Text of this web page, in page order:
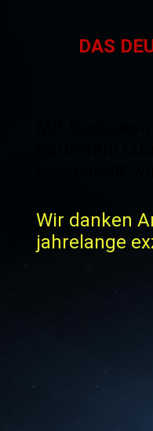
DAS
Wir danken
jahrelange
RCI